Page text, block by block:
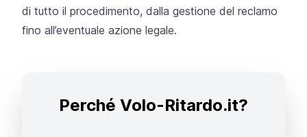
di tutto il procedimento, dalla gestione del reclamo
fino all’eventuale azione legale.
Perché Volo-Ritardo.it?